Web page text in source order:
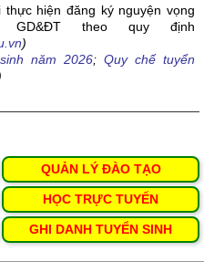
hiện đăng ký nguyện vọng
theo quy định
)
năm 2026; Quy chế tuyển
QUẢN LÝ ĐÀO TẠO
HỌC TRỰC TUYẾN
GHI DANH TUYỂN SINH